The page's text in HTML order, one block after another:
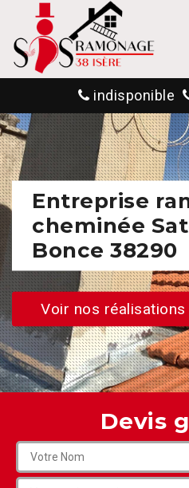
indisponible
Entreprise
cheminée
Bonce 38290
Voir nos réalisations
Devis